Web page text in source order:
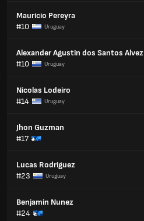
Mauricio Pereyra
#10
Uruguay
Alexander Agustin dos Santos Alvez
#10
Uruguay
Nicolas Lodeiro
#14
Uruguay
Jhon Guzman
#17
Lucas Rodriguez
#23
Uruguay
Benjamin Nunez
#24